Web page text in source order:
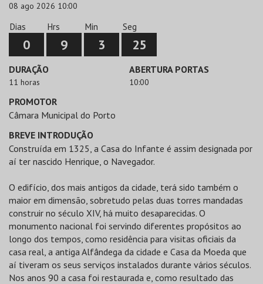
08 ago 2026 10:00
Dias
0
Hrs
9
Min
3
Seg
25
DURAÇÃO
11 horas
ABERTURA PORTAS
10:00
PROMOTOR
Câmara Municipal do Porto
BREVE INTRODUÇÃO
Construída em 1325, a Casa do Infante é assim designada por
aí ter nascido Henrique, o Navegador.
O edifício, dos mais antigos da cidade, terá sido também o
maior em dimensão, sobretudo pelas duas torres mandadas
construir no século XIV, há muito desaparecidas. O
monumento nacional foi servindo diferentes propósitos ao
longo dos tempos, como residência para visitas oficiais da
casa real, a antiga Alfândega da cidade e Casa da Moeda que
aí tiveram os seus serviços instalados durante vários séculos.
Nos anos 90 a casa foi restaurada e, como resultado das